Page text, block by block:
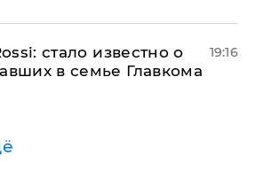
стало известно о
в семье Главкома
19:16